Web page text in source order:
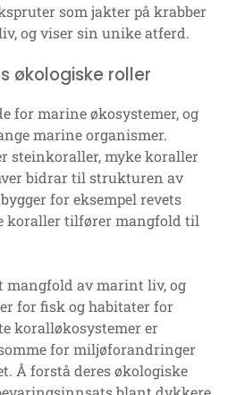
som jakter på krabber
og viser sin unike atferd.
økologiske roller
for marine økosystemer, og
marine organismer.
steinkoraller, myke koraller
bidrar til strukturen av
for eksempel revets
koraller tilfører mangfold til
mangfold av marint liv, og
for fisk og habitater for
koralløkosystemer er
for miljøforandringer
Å forstå deres økologiske